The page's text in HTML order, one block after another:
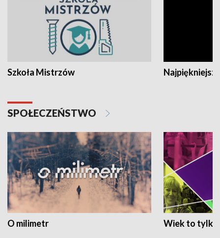
Szkoła Mistrzów
SPOŁECZEŃSTWO
O milimetr Wiek to tylko